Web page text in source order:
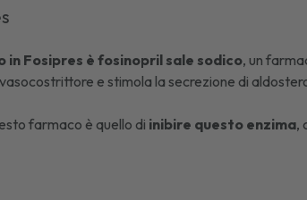
Fosipres è fosinopril sale sodico, un
e stimola la secrezione di
farmaco è quello di inibire questo enzima,